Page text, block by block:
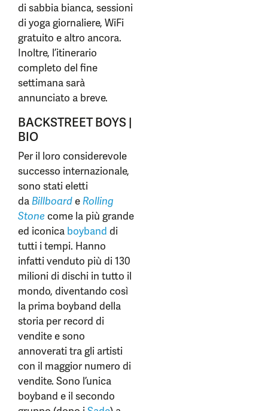
di sabbia bianca, sessioni
di yoga giornaliere, WiFi
gratuito e altro ancora.
Inoltre, l’itinerario
completo del fine
settimana sarà
annunciato a breve.
BACKSTREET BOYS |
BIO
Per il loro considerevole
successo internazionale,
sono stati eletti
da Billboarde Rolling
Stone come la più grande
ed iconica boyband di
tutti i tempi. Hanno
infatti venduto più di 130
milioni di dischi in tutto il
mondo, diventando così
la prima boyband della
storia per record di
vendite e sono
annoverati tra gli artisti
con il maggior numero di
vendite. Sono l’unica
boyband e il secondo